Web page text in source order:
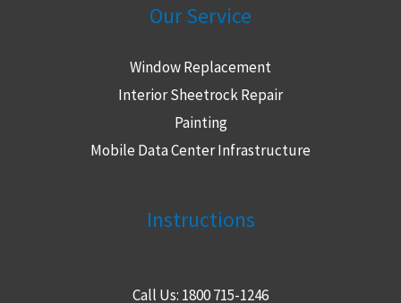
Our Service
Window Replacement
Interior Sheetrock Repair
Painting
Mobile Data Center Infrastructure
Instructions
Call Us: 1800 715-1246